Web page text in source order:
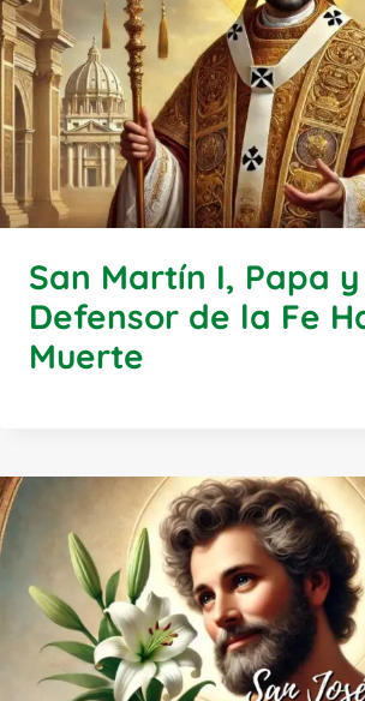
San Martín I, Papa
Defensor de la Fe
Muerte